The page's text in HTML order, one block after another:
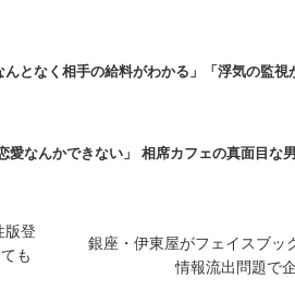
い人や芸能人を選ん
ていた。IT社長たちを「あの2人
のがうまい人」と評し、
となく相手の給料がわかる」「浮気の監視
愛なんかできない」 相席カフェの真面目な
版登
も
銀座・伊東屋がフェイスブ
情報流出問題で